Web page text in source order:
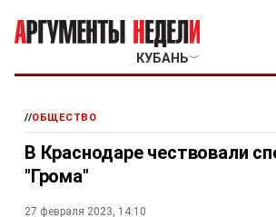
КУБАНЬ﹀
//ОБЩЕСТВО
В Краснодаре чествовали
"Грома"
27 февраля 2023, 14:10